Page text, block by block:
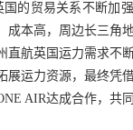
的贸易关系不断加
成本高，周边长三角
直航英国运力需求不
展运力资源，最终凭
AIR达成合作，共